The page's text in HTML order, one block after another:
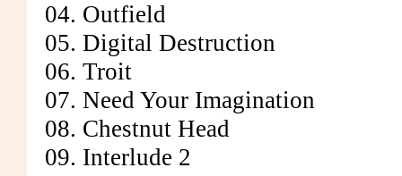
04. Outfield
05. Digital Destruction
06. Troit
07. Need Your Imagination
08. Chestnut Head
09. Interlude 2